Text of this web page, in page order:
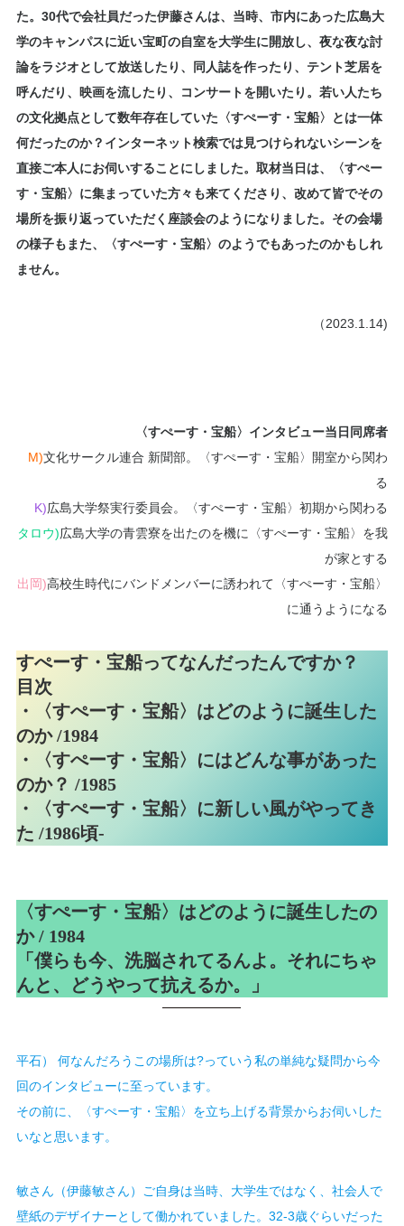
た。30代で会社員だった伊藤さんは、当時、市内にあった広島大
学のキャンパスに近い宝町の自室を大学生に開放し、夜な夜な討
論をラジオとして放送したり、同人誌を作ったり、テント芝居を
呼んだり、映画を流したり、コンサートを開いたり。若い人たち
の文化拠点として数年存在していた〈すぺーす・宝船〉とは一体
何だったのか？インターネット検索では見つけられないシーンを
直接ご本人にお伺いすることにしました。取材当日は、〈すぺー
す・宝船〉に集まっていた方々も来てくださり、改めて皆でその
場所を振り返っていただく座談会のようになりました。その会場
の様子もまた、〈すぺーす・宝船〉のようでもあったのかもしれ
ません。
（2023.1.14)
〈すぺーす・宝船〉インタビュー当日同席者
M)文化サークル連合 新聞部。〈すぺーす・宝船〉開室から関わ
る
K)広島大学祭実行委員会。〈すぺーす・宝船〉初期から関わる
タロウ)広島大学の青雲寮を出たのを機に〈すぺーす・宝船〉を我
が家とする
出岡)高校生時代にバンドメンバーに誘われて〈すぺーす・宝船〉
に通うようになる
すぺーす・宝船ってなんだったんですか？
目次
・
〈すぺーす・宝船〉はどのように誕生した
のか /1984
・
〈すぺーす・宝船〉にはどんな事があった
のか？ /1985
・
〈すぺーす・宝船〉に新しい風がやってき
た /1986頃-
〈すぺーす・宝船〉はどのように誕生したの
か/ 1984
「僕らも今、洗脳されてるんよ。それにちゃ
んと、どうやって抗えるか。」
平石） 何なんだろうこの場所は?っていう私の単純な疑問から今
回のインタビューに至っています。
その前に、〈すぺーす・宝船〉を立ち上げる背景からお伺いした
いなと思います。
敏さん（伊藤敏さん）ご自身は当時、大学生ではなく、社会人で
壁紙のデザイナーとして働かれていました。32-3歳ぐらいだった